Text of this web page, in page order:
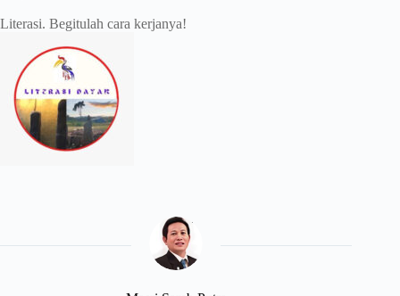
Literasi. Begitulah cara kerjanya!